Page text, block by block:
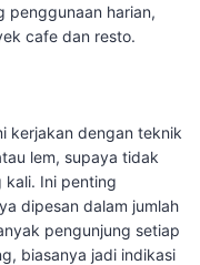
penggunaan harian,
cafe dan resto.
kerjakan dengan teknik
lem, supaya tidak
kali. Ini penting
dipesan dalam jumlah
pengunjung setiap
biasanya jadi indikasi